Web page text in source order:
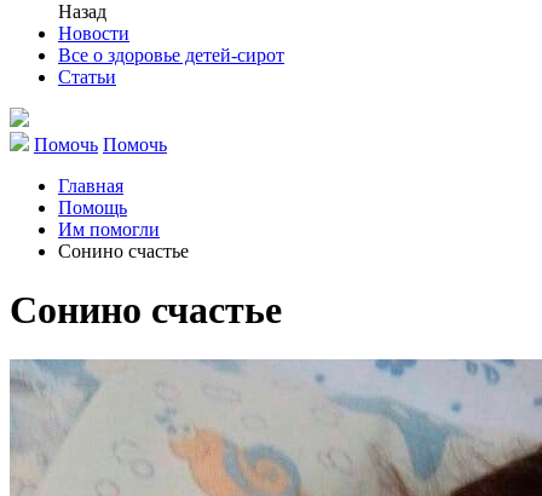
Назад
Новости
Все о здоровье детей-сирот
Статьи
Помочь Помочь
Главная
Помощь
Им помогли
Сонино счастье
Сонино счастье